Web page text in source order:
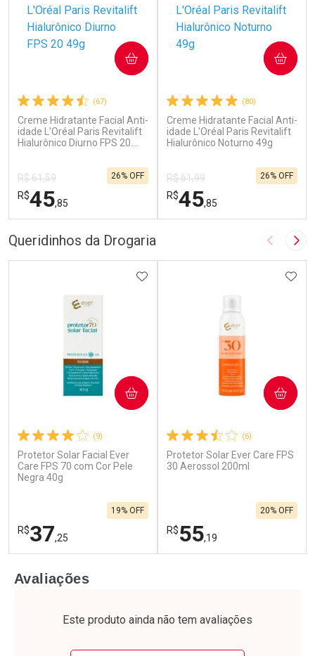
(67)
Creme Hidratante Facial Anti-
idade L'Oréal Paris Revitalift
Hialurônico Diurno FPS 20
R$ 61,59
R$45,85
26% OFF
COMPRAR
Ativar Desconto
Comprar sem Desconto
(80)
Creme Hidratante Facial Anti-
idade L'Oréal Paris Revitalift
Hialurônico Noturno 49g
R$ 61,99
R$45,85
26% OFF
COMPRAR
Ativar Desconto
Queridinhos da Drogaria Imagem
(9)
Protetor Solar Facial Ever
Care FPS 70 com Cor Pele
Negra 40g
R$37,25
19% OFF
ADICIONAR AOS FAVORITOS
COMPRAR
Laboratório
Por Menos
(6)
Protetor Solar Ever Care FPS
30 Aerossol 200ml
R$55,19
20% OFF
COMPRAR
Laboratório
Por Menos
Avaliações
Este produto ainda não tem avaliações